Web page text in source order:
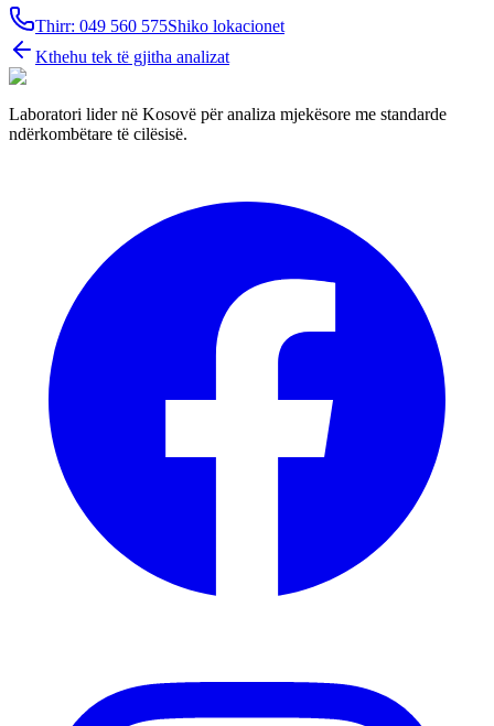
Thirr: 049 560 575Shiko lokacionet
Kthehu tek të gjitha analizat
Laboratori lider në Kosovë për analiza mjekësore me standarde
ndërkombëtare të cilësisë.